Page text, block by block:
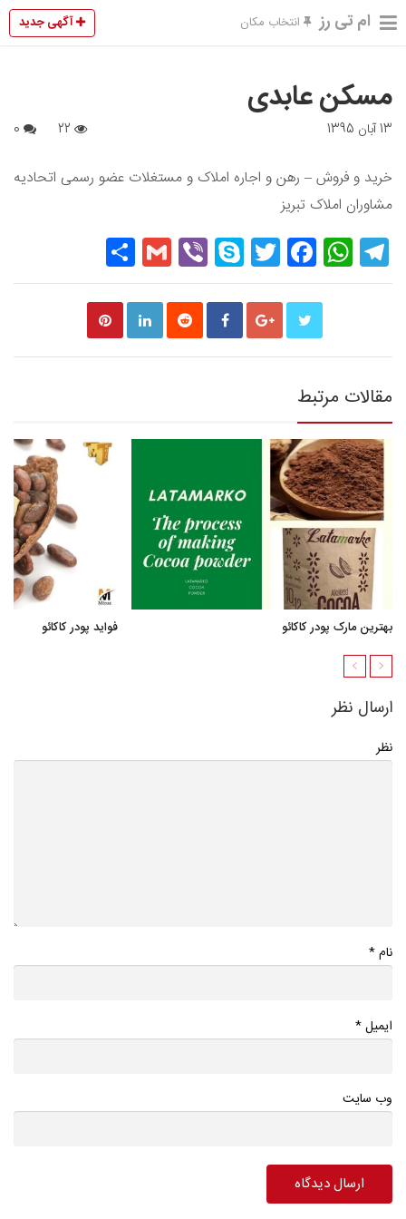
ام تی رز انتخاب مکان آگهی جدید
مسکن عابدی
13 آبان 1395
خرید و فروش – رهن و اجاره املاک و مستغلات عضو رسمی اتحادیه
مشاوران املاک تبریز
Telegram
WhatsApp
Facebook
Twitter
Skype
Viber
Gmail
مقالات مرتبط
بهترین مارک پودر کاکائو فواید پودر کاکائو
ارسال نظر
نظر
نام*
ایمیل*
وب سایت